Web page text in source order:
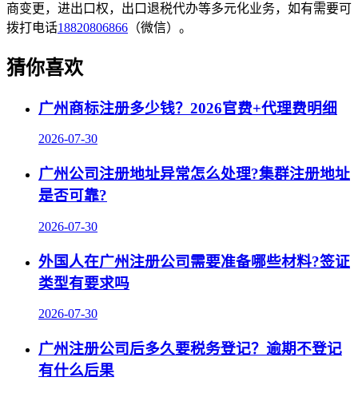
商变更，进出口权，出口退税代办等多元化业务，如有需要可
拨打电话18820806866 （微信）。
猜你喜欢
广州商标注册多少钱？2026官费+代理费明细
2026-07-30
广州公司注册地址异常怎么处理?集群注册地址
是否可靠?
2026-07-30
外国人在广州注册公司需要准备哪些材料?签证
类型有要求吗
2026-07-30
广州注册公司后多久要税务登记？逾期不登记
有什么后果